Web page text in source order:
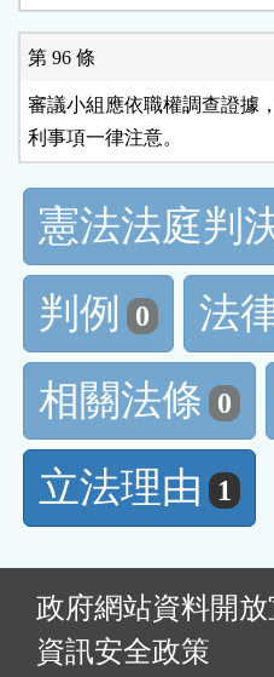
第 96 條
審議小組應依職權調查證據
利事項一律注意。
憲法法庭判
判例
0 法
相關法條 0
立法理由 1
政府網站資料開放
資訊安全政策